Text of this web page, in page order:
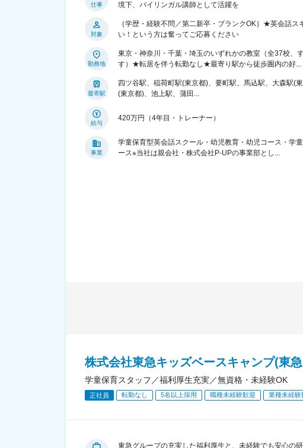
仕事
境下、バイリンガル講師として活躍を
対象
｛学歴・経験不問／第二新卒・ブランクOK｝★英会話ス
い！という方は奮ってご応募ください
勤務地
東京・神奈川・千葉・埼玉のいずれかの教室（全37校、
す）★転居を伴う転勤なし★最寄り駅から徒歩圏内の好...
最寄駅
四ツ谷駅、稲荷町駅(東京都)、要町駅、馬込駅、大森駅(
(東京都)、池上駅、蒲田...
給与
420万円（4年目・トレーナー）
事業
学童保育型英会話スクール・幼児教育・幼児コース・学
ース※当社は親会社・株式会社P-UPの事業部とし...
株式会社東急キッズベースキャンプ(東
学童保育スタッフ／福利厚生充実／無資格・未経験OK
正社員 転勤なし 5名以上採用 職種未経験歓迎 業種未経験
東急グループの充実した福利厚生と、未経験でも安心の